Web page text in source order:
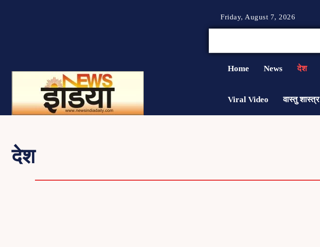
Friday, August 7, 2026
Home News देश
Viral Video वास्तु शास्त्र
देश